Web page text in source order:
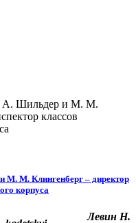
Шильдер и М. М.
классов
М. Клингенберг – директор
корпуса
Левин Н.